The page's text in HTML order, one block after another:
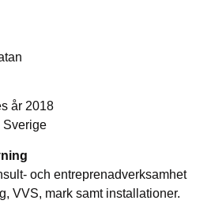
år 2018
Sverige
och entreprenadverksamhet
VVS, mark samt installationer.